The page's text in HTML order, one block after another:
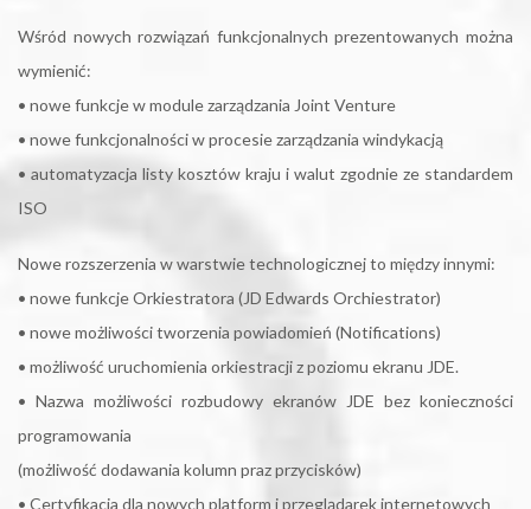
Wśród nowych rozwiązań funkcjonalnych prezentowanych można
wymienić:
• nowe funkcje w module zarządzania Joint Venture
• nowe funkcjonalności w procesie zarządzania windykacją
• automatyzacja listy kosztów kraju i walut zgodnie ze standardem
ISO
Nowe rozszerzenia w warstwie technologicznej to między innymi:
• nowe funkcje Orkiestratora (JD Edwards Orchiestrator)
• nowe możliwości tworzenia powiadomień (Notifications)
• możliwość uruchomienia orkiestracji z poziomu ekranu JDE.
• Nazwa możliwości rozbudowy ekranów JDE bez konieczności
programowania
(możliwość dodawania kolumn praz przycisków)
• Certyfikacja dla nowych platform i przeglądarek internetowych